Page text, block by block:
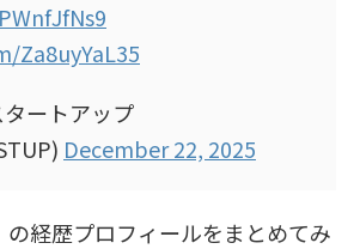
Za8uyYaL35
ートアップ
December 22, 2025
経歴プロフィールをまとめてみ